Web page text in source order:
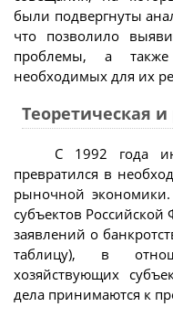
были подвергнуты
что позволило
проблемы, а также
необходимых для их
Теоретическая
С 1992 года
превратился в
рыночной
субъектов
заявлений о
таблицу), в
хозяйствующих
дела принимаются к